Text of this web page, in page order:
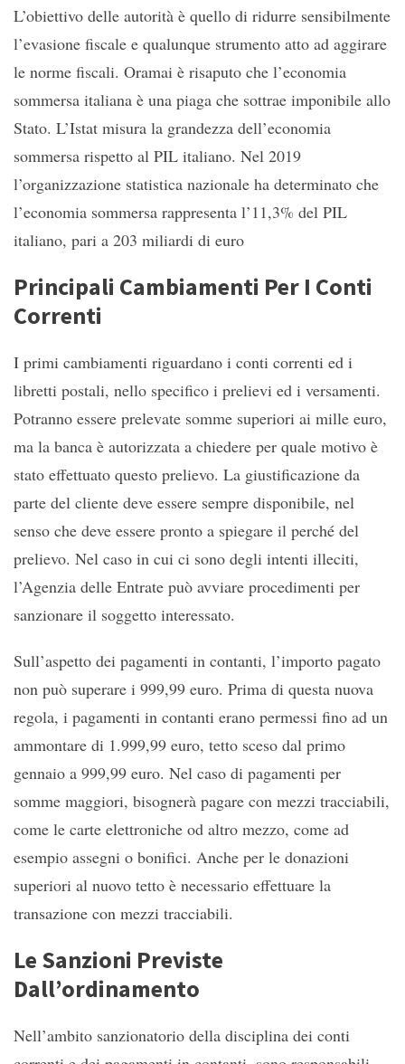
L’obiettivo delle autorità è quello di ridurre sensibilmente
l’evasione fiscale e qualunque strumento atto ad aggirare
le norme fiscali. Oramai è risaputo che l’economia
sommersa italiana è una piaga che sottrae imponibile allo
Stato. L’Istat misura la grandezza dell’economia
sommersa rispetto al PIL italiano. Nel 2019
l’organizzazione statistica nazionale ha determinato che
l’economia sommersa rappresenta l’11,3% del PIL
italiano, pari a 203 miliardi di euro
Principali Cambiamenti Per I Conti
Correnti
I primi cambiamenti riguardano i conti correnti ed i
libretti postali, nello specifico i prelievi ed i versamenti.
Potranno essere prelevate somme superiori ai mille euro,
ma la banca è autorizzata a chiedere per quale motivo è
stato effettuato questo prelievo. La giustificazione da
parte del cliente deve essere sempre disponibile, nel
senso che deve essere pronto a spiegare il perché del
prelievo. Nel caso in cui ci sono degli intenti illeciti,
l’Agenzia delle Entrate può avviare procedimenti per
sanzionare il soggetto interessato.
Sull’aspetto dei pagamenti in contanti, l’importo pagato
non può superare i 999,99 euro. Prima di questa nuova
regola, i pagamenti in contanti erano permessi fino ad un
ammontare di 1.999,99 euro, tetto sceso dal primo
gennaio a 999,99 euro. Nel caso di pagamenti per
somme maggiori, bisognerà pagare con mezzi tracciabili,
come le carte elettroniche od altro mezzo, come ad
esempio assegni o bonifici. Anche per le donazioni
superiori al nuovo tetto è necessario effettuare la
transazione con mezzi tracciabili.
Le Sanzioni Previste
Dall’ordinamento
Nell’ambito sanzionatorio della disciplina dei conti